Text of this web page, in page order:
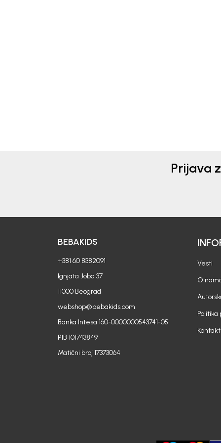
Prijava
BEBAKIDS
+381 60 8382091
Ignjata Joba 37
11000 Beograd
webshop@bebakids.com
Banka Intesa 160-0000000543741-05
PIB 101743849
Matični broj 17373064
Vesti
O
Politika
Kontakt